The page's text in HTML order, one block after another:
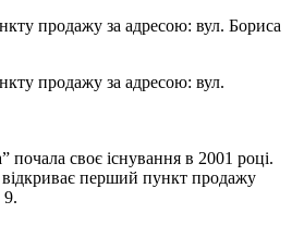
продажу за адресою: вул. Бориса
продажу за адресою: вул.
почала своє існування в 2001 році.
перший пункт продажу
9.